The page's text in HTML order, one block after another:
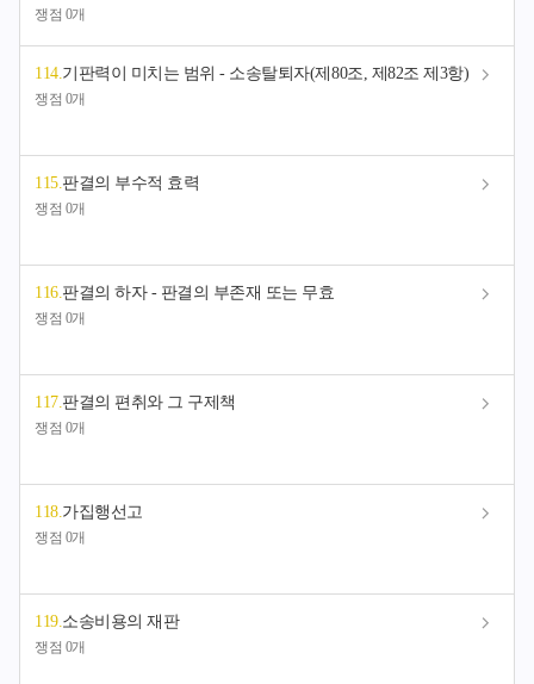
쟁점 0개
114.기판력이 미치는 범위 - 소송탈퇴자(제80조, 제82조 제3항)
쟁점 0개
115.판결의 부수적 효력
쟁점 0개
116.판결의 하자 - 판결의 부존재 또는 무효
쟁점 0개
117.판결의 편취와 그 구제책
쟁점 0개
118.가집행선고
쟁점 0개
119.소송비용의 재판
쟁점 0개